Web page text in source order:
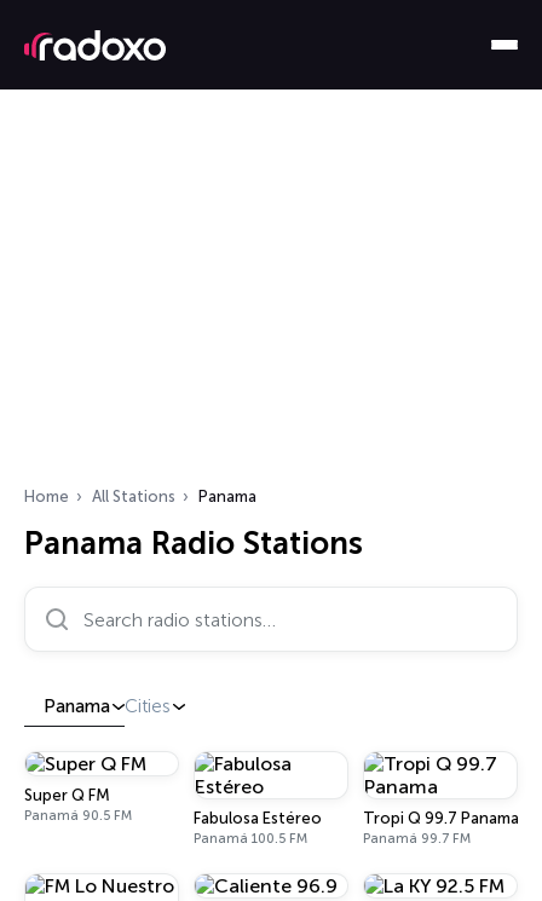
Home All Stations Panama
Panama Radio Stations
Search radio stations…
Panama Cities
Super Q FM
Panamá 90.5 FM Fabulosa Estéreo
Panamá 100.5 FM
Tropi Q 99.7 Panama
Panamá 99.7 FM